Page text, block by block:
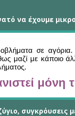
να έχουμε
σε αγόρια.
μαζί με κάποιο
μόνη
συγκρόυσεις